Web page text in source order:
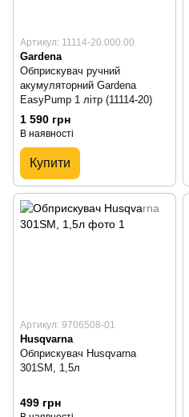
Артикул: 11114-20.000.00
Gardena
Обприскувач ручний
акумуляторний Gardena
EasyPump 1 літр (11114-20)
1 590 грн
В наявності
Купити
Артикул: 9706508-01
Husqvarna
Обприскувач Husqvarna
301SM, 1,5л
499 грн